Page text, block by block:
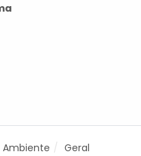
Ambiente Geral